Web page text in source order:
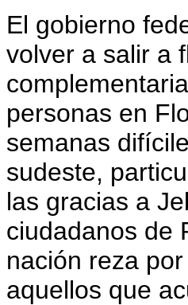
El gobierno
volver a salir a
personas en
semanas
sudeste,
las gracias a
ciudadanos de
nación reza
aquellos que